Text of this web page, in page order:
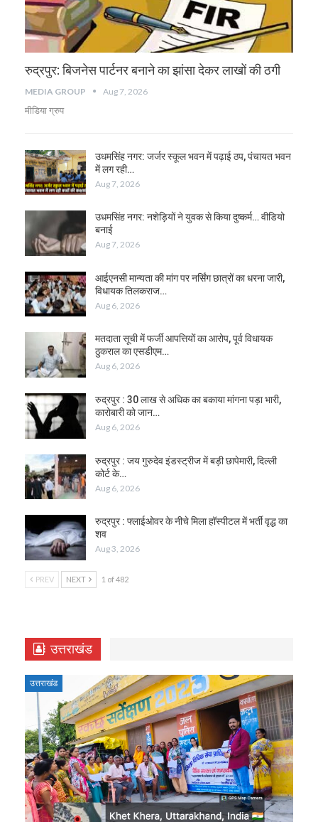
रुद्रपुर: बिजनेस पार्टनर बनाने का झांसा देकर लाखों की ठगी
MEDIA GROUP Aug 7, 2026
मीडिया ग्रुप
उधमसिंह नगर: जर्जर स्कूल भवन में पढ़ाई ठप, पंचायत भवन
में लग रही…
Aug 7, 2026
उधमसिंह नगर: नशेड़ियों ने युवक से किया दुष्कर्म… वीडियो
बनाई
Aug 7, 2026
आईएनसी मान्यता की मांग पर नर्सिंग छात्रों का धरना जारी,
विधायक तिलकराज…
Aug 6, 2026
मतदाता सूची में फर्जी आपत्तियों का आरोप, पूर्व विधायक
ठुकराल का एसडीएम…
Aug 6, 2026
रुद्रपुर : 30 लाख से अधिक का बकाया मांगना पड़ा भारी,
कारोबारी को जान…
Aug 6, 2026
रुद्रपुर : जय गुरुदेव इंडस्ट्रीज में बड़ी छापेमारी, दिल्ली
कोर्ट के…
Aug 6, 2026
रुद्रपुर : फ्लाईओवर के नीचे मिला हॉस्पीटल में भर्ती वृद्ध का
शव
Aug 3, 2026
PREV NEXT 1 of 482
उत्तराखंड
उत्तराखंड